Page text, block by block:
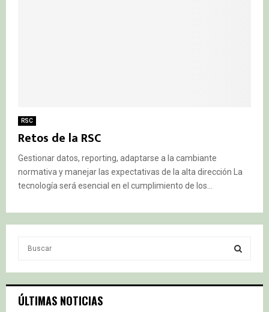
RSC
Retos de la RSC
Gestionar datos, reporting, adaptarse a la cambiante
normativa y manejar las expectativas de la alta dirección La
tecnología será esencial en el cumplimiento de los...
c
h
S
ÚLTIMAS NOTICIAS